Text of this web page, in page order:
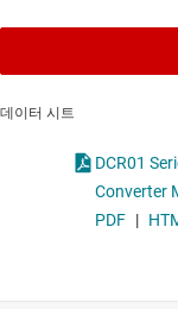
데이터 시트
DCR01
Converter
PDF |